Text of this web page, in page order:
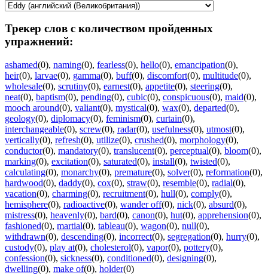
Трекер слов с количеством пройденных
упражнений:
ashamed(0), naming(0), fearless(0), hello(0), emancipation(0),
heir(0), larvae(0), gamma(0), buff(0), discomfort(0), multitude(0),
wholesale(0), scrutiny(0), earnest(0), appetite(0), steering(0),
neat(0), baptism(0), pending(0), cubic(0), conspicuous(0), maid(0),
mooch around(0), valiant(0), mystical(0), wax(0), departed(0),
geology(0), diplomacy(0), feminism(0), curtain(0),
interchangeable(0), screw(0), radar(0), usefulness(0), utmost(0),
vertically(0), refresh(0), utilize(0), crushed(0), morphology(0),
conductor(0), mandatory(0), translucent(0), perceptual(0), bloom(0),
marking(0), excitation(0), saturated(0), install(0), twisted(0),
calculating(0), monarchy(0), premature(0), solver(0), reformation(0),
hardwood(0), daddy(0), cox(0), straw(0), resemble(0), radial(0),
vacation(0), charming(0), recruitment(0), hull(0), comply(0),
hemisphere(0), radioactive(0), wander off(0), nick(0), absurd(0),
mistress(0), heavenly(0), bard(0), canon(0), hut(0), apprehension(0),
fashioned(0), martial(0), tableau(0), wagon(0), null(0),
withdrawn(0), descending(0), incorrect(0), segregation(0), hurry(0),
custody(0), play at(0), cholesterol(0), vapor(0), pottery(0),
confession(0), sickness(0), conditioned(0), designing(0),
dwelling(0), make of(0), holder(0)